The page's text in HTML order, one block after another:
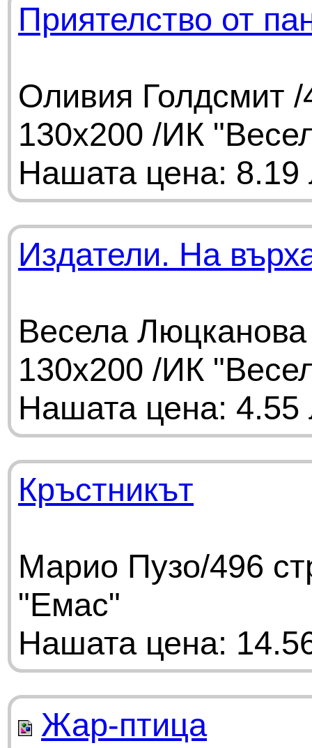
Приятелство от
Оливия Голдсмит
130х200 /ИК
Нашата цена: 8.19
Издатели. На
Весела
130х200 /ИК
Нашата цена: 4.55
Кръстникът
Марио Пузо/496
"Емас"
Нашата цена:
Жар-птица